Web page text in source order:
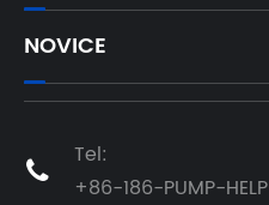
NOVICE

Tel:
+86-186-PUMP-HELP